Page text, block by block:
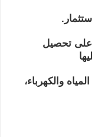
على تحصيل
والكهرباء،